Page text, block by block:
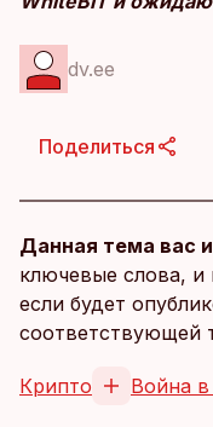
dv.ee
Поделиться
Данная тема вас
ключевые слова, и
если будет
соответствующей
Крипто Война в